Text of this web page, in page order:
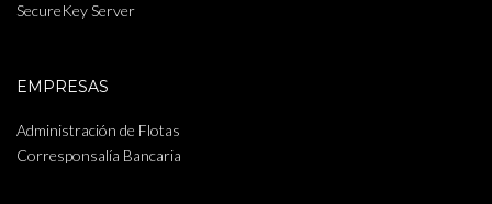
SecureKey Server
EMPRESAS
Administración de Flotas
Corresponsalía Bancaria